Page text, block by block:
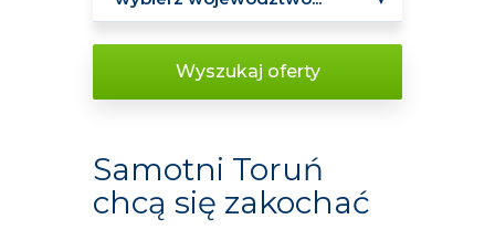
Wyszukaj oferty
Samotni Toruń
chcą się zakochać